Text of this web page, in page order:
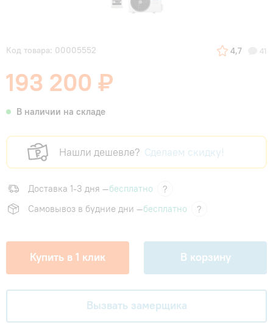
Код товара: 00005552 4,7 41
193 200 ₽
В наличии на складе
Нашли дешевле? Сделаем скидку!
Доставка 1-3 дня —бесплатно
?
Самовывоз в будние дни —бесплатно ?
Купить в 1 клик В корзину
Вызвать замерщика